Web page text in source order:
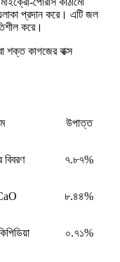
প্রদান করে। এটি জল
করে।
শক্ত কাগজের বাক্স
উপাত্ত
৭.৮৭%
৮.৪৪%
০.৭১%